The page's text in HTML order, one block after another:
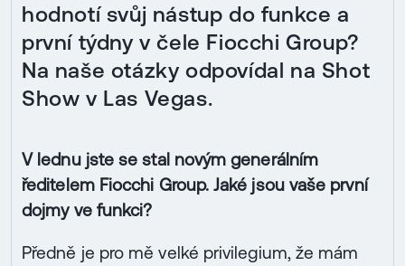
hodnotí svůj nástup do funkce a
první týdny v čele Fiocchi Group?
Na naše otázky odpovídal na Shot
Show v Las Vegas.
V lednu jste se stal novým generálním
ředitelem Fiocchi Group. Jaké jsou vaše první
dojmy ve funkci?
Předně je pro mě velké privilegium, že mám